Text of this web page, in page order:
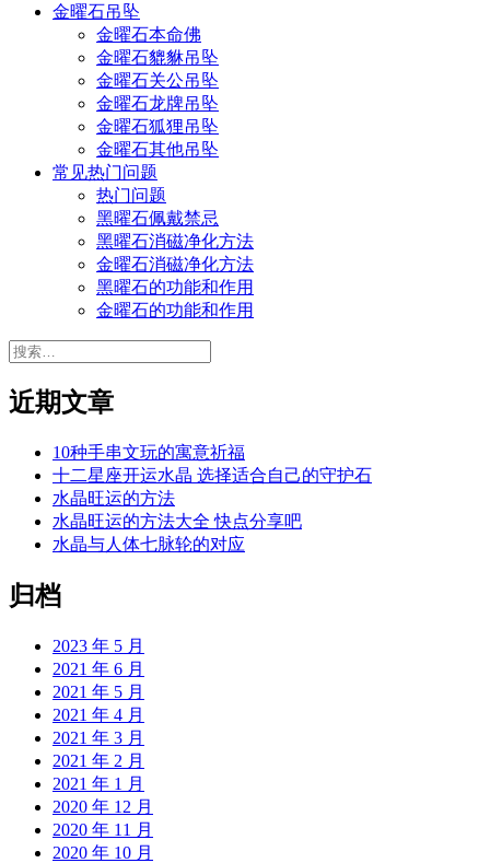
金曜石吊坠
金曜石本命佛
金曜石貔貅吊坠
金曜石关公吊坠
金曜石龙牌吊坠
金曜石狐狸吊坠
金曜石其他吊坠
常见热门问题
热门问题
黑曜石佩戴禁忌
黑曜石消磁净化方法
金曜石消磁净化方法
黑曜石的功能和作用
金曜石的功能和作用
搜
近期文章
10种手串文玩的寓意祈福
十二星座开运水晶 选择适合自己的守护石
水晶旺运的方法
水晶旺运的方法大全 快点分享吧
水晶与人体七脉轮的对应
归档
2023 年 5 月
2021 年 6 月
2021 年 5 月
2021 年 4 月
2021 年 3 月
2021 年 2 月
2021 年 1 月
2020 年 12 月
2020 年 11 月
2020 年 10 月